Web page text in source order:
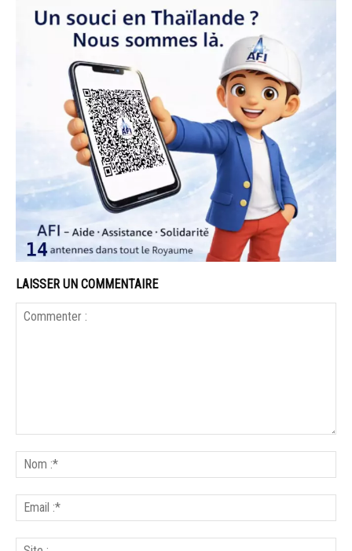
LAISSER UN COMMENTAIRE